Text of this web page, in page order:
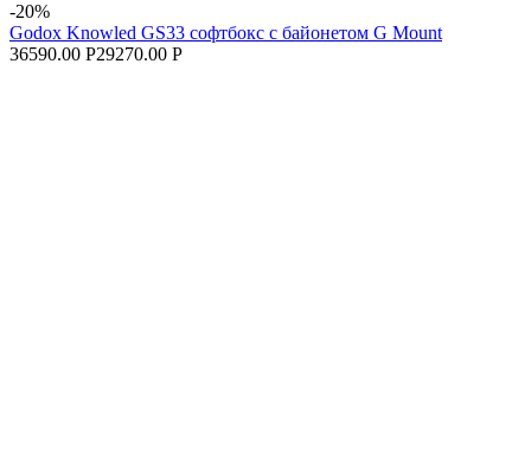
-20%
Godox Knowled GS33 софтбокс с байонетом G Mount
36590.00 Р29270.00 Р